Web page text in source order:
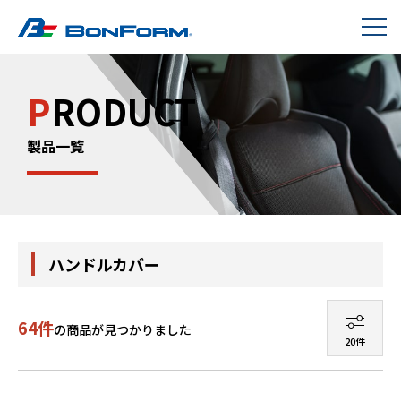
PRODUCT
製品一覧
ハンドルカバー
64件の商品が見つかりました
20件